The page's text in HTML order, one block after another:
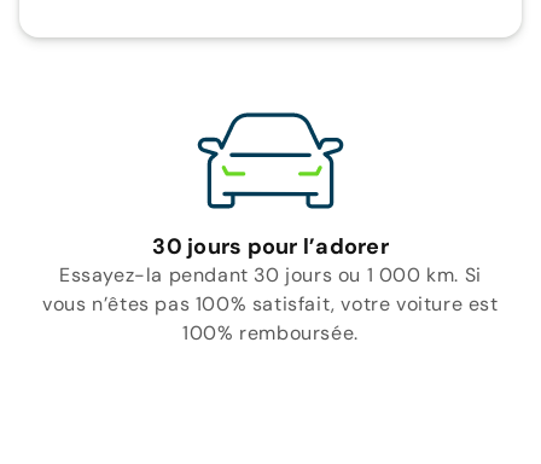
30 jours pour l’adorer
Essayez-la pendant 30 jours ou 1 000 km. Si
vous n’êtes pas 100% satisfait, votre voiture est
100% remboursée.